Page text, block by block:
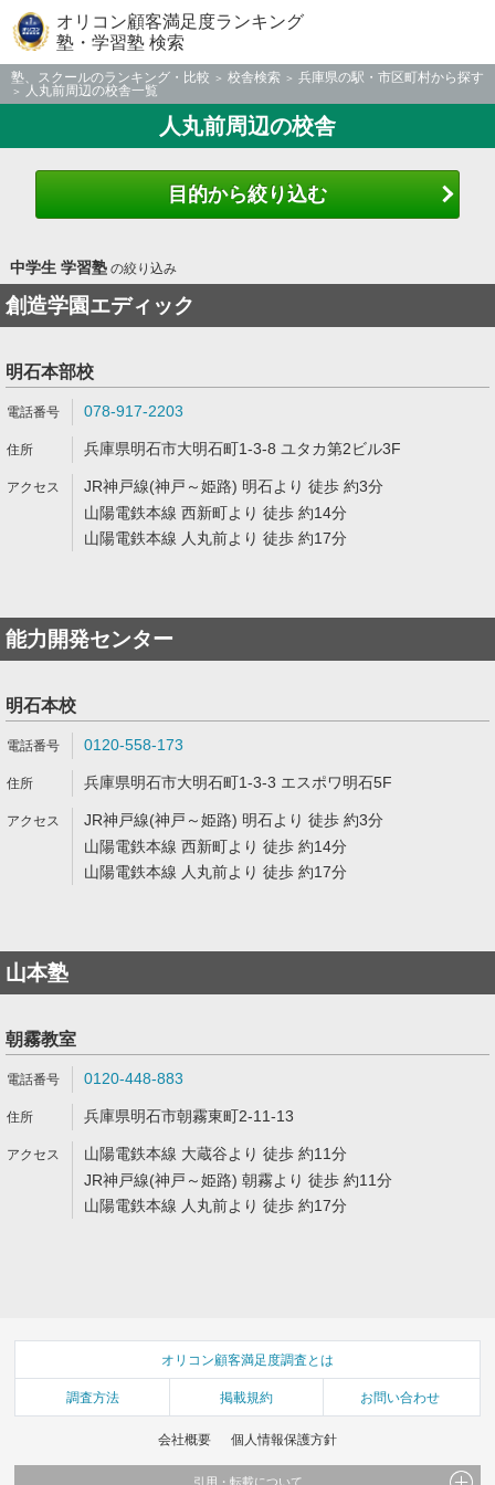
オリコン顧客満足度ランキング
塾・学習塾 検索
塾、スクールのランキング・比較 校舎検索
兵庫県の駅・市区町村から探す
人丸前周辺の校舎一覧
人丸前周辺の校舎
目的から絞り込む
中学生 学習塾の絞り込み
創造学園エディック
明石本部校
078-917-2203
兵庫県明石市大明石町1-3-8 ユタカ第2ビル3F
JR神戸線(神戸～姫路) 明石より 徒歩 約3分
山陽電鉄本線 西新町より 徒歩 約14分
山陽電鉄本線 人丸前より 徒歩 約17分
能力開発センター
明石本校
0120-558-173
兵庫県明石市大明石町1-3-3 エスポワ明石5F
JR神戸線(神戸～姫路) 明石より 徒歩 約3分
山陽電鉄本線 西新町より 徒歩 約14分
山陽電鉄本線 人丸前より 徒歩 約17分
山本塾
朝霧教室
0120-448-883
兵庫県明石市朝霧東町2-11-13
山陽電鉄本線 大蔵谷より 徒歩 約11分
JR神戸線(神戸～姫路) 朝霧より 徒歩 約11分
山陽電鉄本線 人丸前より 徒歩 約17分
オリコン顧客満足度調査とは
調査方法 掲載規約 お問い合わせ
会社概要 個人情報保護方針
引用・転載について